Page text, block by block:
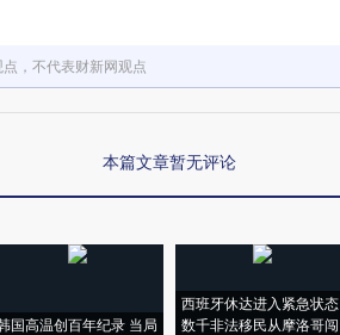
，不代表财新网观点
本篇文章暂无评论
国高温创百年纪录 当局
西班牙休达进入紧急状态
数千非法移民从摩洛哥闯